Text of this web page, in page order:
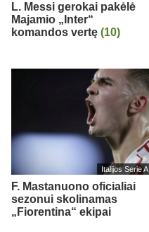
L. Messi gerokai pakėlė
Majamio „Inter“
komandos vertę (10)
Italijos Serie A
F. Mastanuono oficialiai
sezonui skolinamas
„Fiorentina“ ekipai